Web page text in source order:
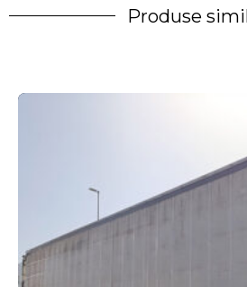
Produse